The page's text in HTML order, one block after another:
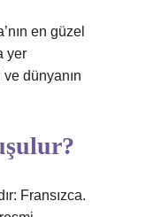
en güzel
yer
ve dünyanın
Fransızca.